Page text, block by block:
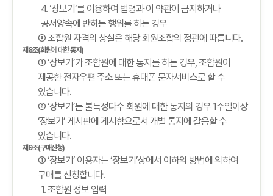
4. ‘장보기’를 이용하여 법령과 이 약관이 금지하거나
공서양속에 반하는 행위를 하는 경우
③ 조합원 자격의 상실은 해당 회원조합의 정관에 따릅니다.
제8조(회원에 대한 통지)
① ‘장보기’가 조합원에 대한 통지를 하는 경우, 조합원이
제공한 전자우편 주소 또는 휴대폰 문자서비스로 할 수
있습니다.
② ‘장보기’는 불특정다수 회원에 대한 통지의 경우 1주일이상
‘장보기’ 게시판에 게시함으로서 개별 통지에 갈음할 수
있습니다.
제9조(구매신청)
① ‘장보기’ 이용자는 ‘장보기’상에서 이하의 방법에 의하여
구매를 신청합니다.
1. 조합원 정보 입력